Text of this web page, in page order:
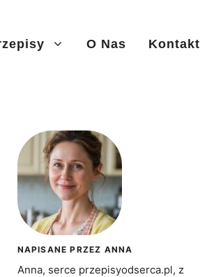
O Nas Kontakt
NAPISANE PRZEZ ANNA
Anna, serce przepisyodserca.pl, z